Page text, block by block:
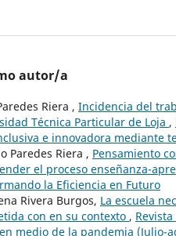
autor/a
Riera , Incidencia del
Técnica Particular de Loja ,
e innovadora mediante
Paredes Riera , Pensamiento
el proceso enseñanza-
la Eficiencia en Futuro
Rivera Burgos, La escuela
con en su contexto ,
medio de la pandemia (Julio-